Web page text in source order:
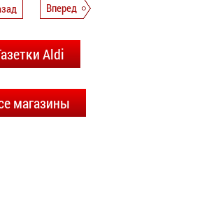
Вперед
Aldi
магазины